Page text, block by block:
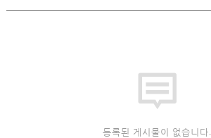
등록된 게시물이 없습니다.